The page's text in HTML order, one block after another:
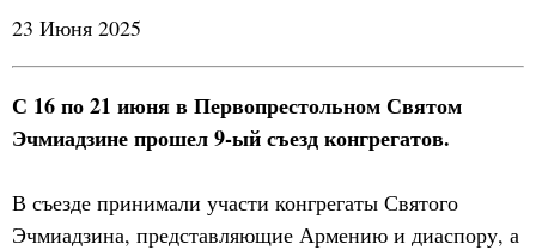
23 Июня 2025
С 16 по 21 июня в Первопрестольном Святом
Эчмиадзине прошел 9-ый съезд конгрегатов.
В съезде принимали участи конгрегаты Святого
Эчмиадзина, представляющие Армению и диаспору, а